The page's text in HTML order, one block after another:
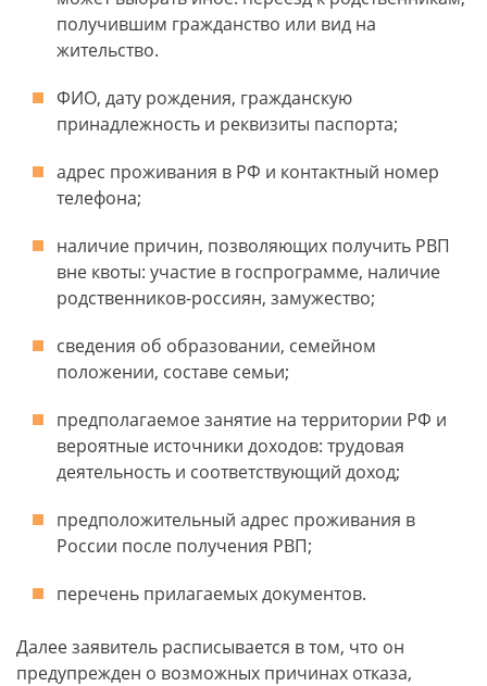
получившим гражданство или вид на
жительство.
ФИО, дату рождения, гражданскую
принадлежность и реквизиты паспорта;
адрес проживания в РФ и контактный номер
телефона;
наличие причин, позволяющих получить РВП
вне квоты: участие в госпрограмме, наличие
родственников-россиян, замужество;
сведения об образовании, семейном
положении, составе семьи;
предполагаемое занятие на территории РФ и
вероятные источники доходов: трудовая
деятельность и соответствующий доход;
предположительный адрес проживания в
России после получения РВП;
перечень прилагаемых документов.
Далее заявитель расписывается в том, что он
предупрежден о возможных причинах отказа,